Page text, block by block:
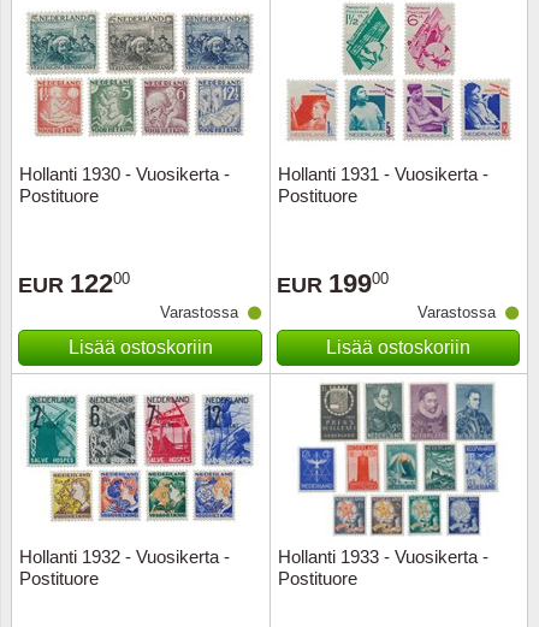
Hollanti 1930 - Vuosikerta -
Postituore
EUR 12200
Varastossa
Lisää ostoskoriin
Hollanti 1931 - Vuosikerta -
Postituore
EUR 19900
Varastossa
Lisää ostoskoriin
Hollanti 1932 - Vuosikerta -
Postituore
Hollanti 1933 - Vuosikerta -
Postituore
San
Sveitsi
Unkari
Uusi
USA